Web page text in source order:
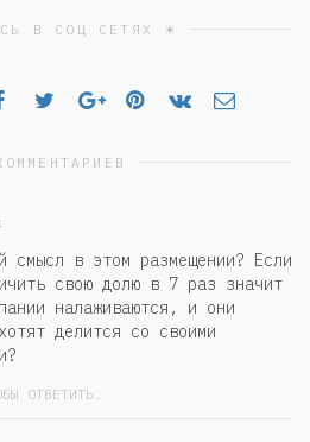
В СОЦ СЕТЯХ ☀
смысл в этом размещении? Если
свою долю в 7 раз значит
налаживаются, и они
делится со своими
ОТВЕТИТЬ.